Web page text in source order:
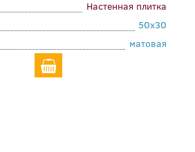
Настенная плитка
50x30
матовая